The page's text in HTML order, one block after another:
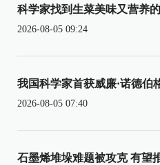
科学家找到生菜美味又营养
2026-08-05 09:24
我国科学家首获威廉·诺德伯
2026-08-05 07:40
石墨烯堆垛难题被攻克 有望